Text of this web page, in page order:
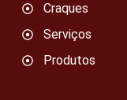
Craques
Serviços
Produtos